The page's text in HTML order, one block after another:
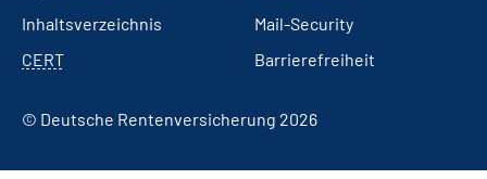
Inhaltsverzeichnis
Mail-Security
CERT
Barrierefreiheit
© Deutsche Rentenversicherung 2026